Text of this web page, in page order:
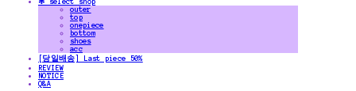
outer
top
onepiece
bottom
shoes
acc
[당일배송] Last piece 50%
REVIEW
NOTICE
Q&A